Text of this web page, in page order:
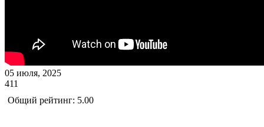
05 июля, 2025
411
Общий рейтинг: 5.00